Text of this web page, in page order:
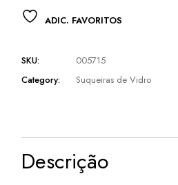
ADIC. FAVORITOS
SKU:
005715
Category:
Suqueiras de Vidro
Descrição